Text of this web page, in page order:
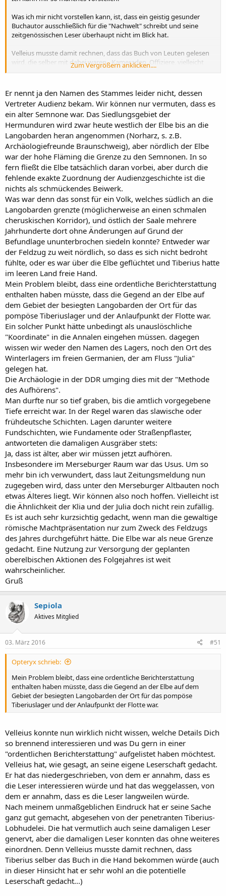
Was ich mir nicht vorstellen kann, ist, dass ein geistig gesunder
Buchautor ausschließlich für die "Nachwelt" schreibt und seine
zeitgenössischen Leser überhaupt nicht im Blick hat.
Velleius musste damit rechnen, dass das Buch von Leuten gelesen
wird, die selber mit dabei waren - Kameraden, Offiziere, vielleicht
sogar Tiberius höchstpersönlich.
machen können. Daher nennt der Autor die Namen einiger (aber
natürlich nicht aller) Flüsse und Stämme und gibt auch mal die
ungefähre Länge der Expeditionsroute.
Seine Angaben sind für einen Leser, der sich nicht mit jedem Detail
aufhalten will, hinreichend klar:
Rhein - Chauken - Langobarden - Elbe - Semnonen/Hermunduren
Der Begegnung mit den Barbaren jenseits der Elbe widmet er doch
einen eigenen Abschnitt, fast so lang wie der Rest des ganzen
Feldzug. Die Episode mit dem alten Barbaren, der unbedingt den
Caesar persönlich sehen will, will er unbedingt noch loswerden,
auch wenn sie (wie er selbst entschuldigend bemerkt) nicht zu den
großartigen Ereignissen gehört:
"Non tempero mihi quin tantae rerum magnitudini hoc, qualecumque
est, inseram. Cum citeriorem ripam praedicti fluminis castris
occupassemus et ulterior armata hostium iuventute fulgeret, sub
omnem motum <metumque> nostrarum navium protinus
refugientium, unus e barbaris, aetate senior, corpore excellens,
dignitate, quantum ostendebat cultus, eminens, cavatum, ut illis mos
est, ex materia conscendit alveum solusque id navigii genus
temperans, ad medium processit fluminis et petiit, liceret sibi sine
periculo in eam, quam armis tenebamus, egredi ripam ac videre
Caesarem. Data petenti facultas. Tum, adpulso lintre et diu tacitus
contemplatus Caesarem: 'Nostra quidem, inquit, furit iuventus, quae,
cum vestrum numen absentium colat, praesentium potius arma metuit
quam sequitur fidem. Sed ego, beneficio et permissu tuo, Caesar, quos
ante audiebam, hodie vidi deos, nec feliciorem ullum vitae meae aut
optavi aut sensi diem'. Impetratoque ut manum contingeret, reversus
in naviculam, sine fine respectans Caesarem ripae suorum adpulsus
est."
Warum soll er die Namen der Stämme jenseits der Elbe nicht
nennen?
Ich verstehe Dein Problem nicht.
Um die Langobarden geht es bei dieser Episode doch gar nicht.
Zum Vergrößern anklicken....
Er nennt ja den Namen des Stammes leider nicht, dessen
Vertreter Audienz bekam. Wir können nur vermuten, dass es
ein alter Semnone war. Das Siedlungsgebiet der
Hermunduren wird zwar heute westlich der Elbe bis an die
Langobarden heran angenommen (Norharz, s. z.B.
Archäologiefreunde Braunschweig), aber nördlich der Elbe
war der hohe Fläming die Grenze zu den Semnonen. In so
fern fließt die Elbe tatsächlich daran vorbei, aber durch die
fehlende exakte Zuordnung der Audienzgeschichte ist die
nichts als schmückendes Beiwerk.
Was war denn das sonst für ein Volk, welches südlich an die
Langobarden grenzte (möglicherweise an einen schmalen
cheruskischen Korridor), und östlich der Saale mehrere
Jahrhunderte dort ohne Änderungen auf Grund der
Befundlage ununterbrochen siedeln konnte? Entweder war
der Feldzug zu weit nördlich, so dass es sich nicht bedroht
fühlte, oder es war über die Elbe geflüchtet und Tiberius hatte
im leeren Land freie Hand.
Mein Problem bleibt, dass eine ordentliche Berichterstattung
enthalten haben müsste, dass die Gegend an der Elbe auf
dem Gebiet der besiegten Langobarden der Ort für das
pompöse Tiberiuslager und der Anlaufpunkt der Flotte war.
Ein solcher Punkt hätte unbedingt als unauslöschliche
"Koordinate" in die Annalen eingehen müssen. dagegen
wissen wir weder den Namen des Lagers, noch den Ort des
Winterlagers im freien Germanien, der am Fluss "Julia"
gelegen hat.
Die Archäologie in der DDR umging dies mit der "Methode
des Aufhörens".
Man durfte nur so tief graben, bis die amtlich vorgegebene
Tiefe erreicht war. In der Regel waren das slawische oder
frühdeutsche Schichten. Lagen darunter weitere
Fundschichten, wie Fundamente oder Straßenpflaster,
antworteten die damaligen Ausgräber stets:
Ja, dass ist älter, aber wir müssen jetzt aufhören.
Insbesondere im Merseburger Raum war das Usus. Um so
mehr bin ich verwundert, dass laut Zeitungsmeldung nun
zugegeben wird, dass unter den Merseburger Altbauten noch
etwas Älteres liegt. Wir können also noch hoffen. Vielleicht ist
die Ähnlichkeit der Klia und der Julia doch nicht rein zufällig.
Es ist auch sehr kurzsichtig gedacht, wenn man die gewaltige
römische Machtpräsentation nur zum Zweck des Feldzugs
des Jahres durchgeführt hätte. Die Elbe war als neue Grenze
gedacht. Eine Nutzung zur Versorgung der geplanten
oberelbischen Aktionen des Folgejahres ist weit
wahrscheinlicher.
Gruß
Sepiola
Aktives Mitglied
03. März 2016 #51
Opteryx schrieb:
Mein Problem bleibt, dass eine ordentliche Berichterstattung
enthalten haben müsste, dass die Gegend an der Elbe auf dem
Gebiet der besiegten Langobarden der Ort für das pompöse
Tiberiuslager und der Anlaufpunkt der Flotte war.
Velleius konnte nun wirklich nicht wissen, welche Details Dich
so brennend interessieren und was Du gern in einer
"ordentlichen Berichterstattung" aufgelistet haben möchtest.
Velleius hat, wie gesagt, an seine eigene Leserschaft gedacht.
Er hat das niedergeschrieben, von dem er annahm, dass es
die Leser interessieren würde und hat das weggelassen, von
dem er annahm, dass es die Leser langweilen würde.
Nach meinem unmaßgeblichen Eindruck hat er seine Sache
ganz gut gemacht, abgesehen von der penetranten Tiberius-
Lobhudelei. Die hat vermutlich auch seine damaligen Leser
genervt, aber die damaligen Leser konnten das ohne weiteres
einordnen. Denn Velleius musste damit rechnen, dass
Tiberius selber das Buch in die Hand bekommen würde (auch
in dieser Hinsicht hat er sehr wohl an die potentielle
Leserschaft gedacht...)